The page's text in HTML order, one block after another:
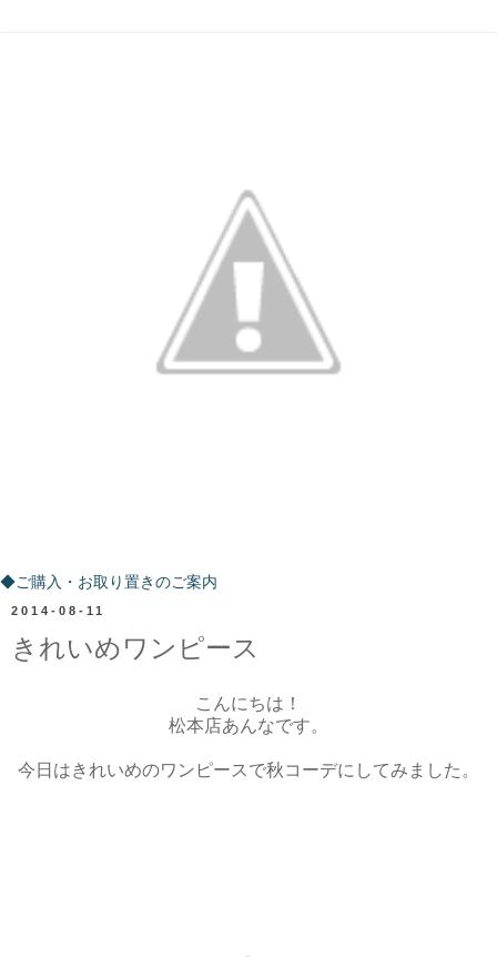
◆ご購入・お取り置きのご案内
2014-08-11
きれいめワンピース
こんにちは！
松本店あんなです。
今日はきれいめのワンピースで秋コーデにしてみました。